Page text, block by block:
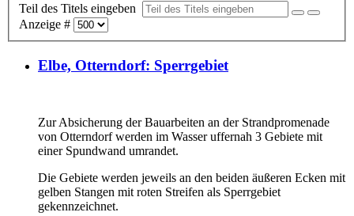
Teil des Titels eingeben
Anzeige #
Elbe, Otterndorf: Sperrgebiet
Zur Absicherung der Bauarbeiten an der Strandpromenade
von Otterndorf werden im Wasser uffernah 3 Gebiete mit
einer Spundwand umrandet.
Die Gebiete werden jeweils an den beiden äußeren Ecken mit
gelben Stangen mit roten Streifen als Sperrgebiet
gekennzeichnet.